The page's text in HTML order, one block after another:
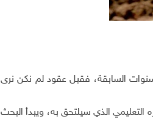
السابقة، فقبل عقود لم نكن نرى
مساره التعليمي الذي سيلتحق به، ويبدأ البحث